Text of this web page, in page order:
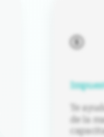
Te
de la